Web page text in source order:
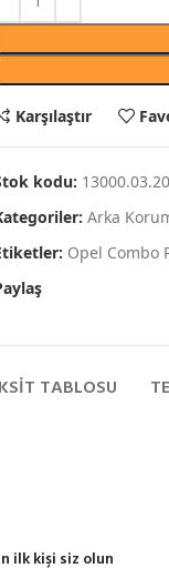
Karşılaştır
kodu: 13000.03.20
Arka
Opel Combo
TABLOSU
ilk kişi siz olun